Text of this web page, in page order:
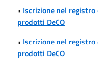
• Iscrizione nel
prodotti DeCO
• Iscrizione nel
prodotti DeCO